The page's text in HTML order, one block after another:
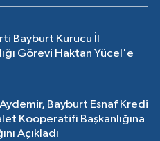
Bayburt Kurucu İl
Görevi Haktan Yücel'e
Bayburt Esnaf Kredi
Kooperatifi Başkanlığına
Açıkladı